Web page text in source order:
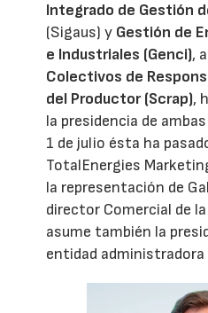
Integrado de Gestión
(Sigaus) y Gestión de
e Industriales (Genci),
Colectivos de
del Productor (Scrap),
la presidencia de
1 de julio ésta ha
TotalEnergies
la representación de
director Comercial de
asume también la
entidad administradora